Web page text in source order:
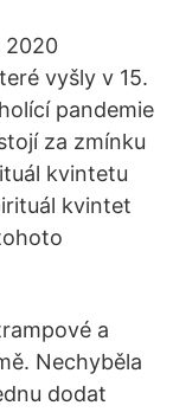
2020
vyšly v 15.
pandemie
za zmínku
kvintetu
kvintet
a
Nechyběla
dodat